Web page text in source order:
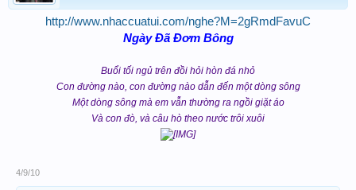
http://www.nhaccuatui.com/nghe?M=2gRmdFavuC
Ngày Đã Đơm Bông
Buổi tối ngủ trên đồi hỏi hòn đá nhỏ
Con đường nào, con đường nào dẫn đến một dòng sông
Một dòng sông mà em vẫn thường ra ngồi giặt áo
Và con đò, và câu hò theo nước trôi xuôi
4/9/10